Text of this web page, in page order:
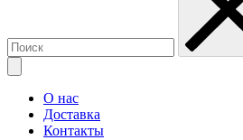
О нас
Доставка
Контакты